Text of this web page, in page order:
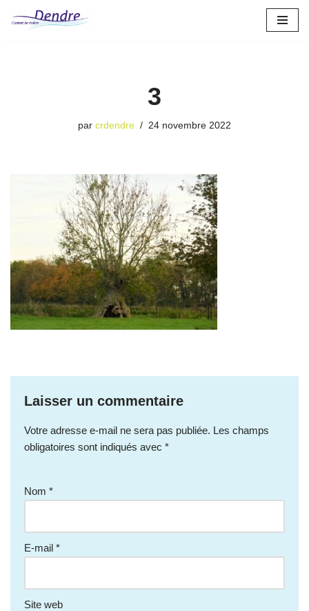
3
par crdendre 24 novembre 2022
Laisser un commentaire
Votre adresse e-mail ne sera pas publiée. Les champs
obligatoires sont indiqués avec *
Nom *
E-mail *
Site web